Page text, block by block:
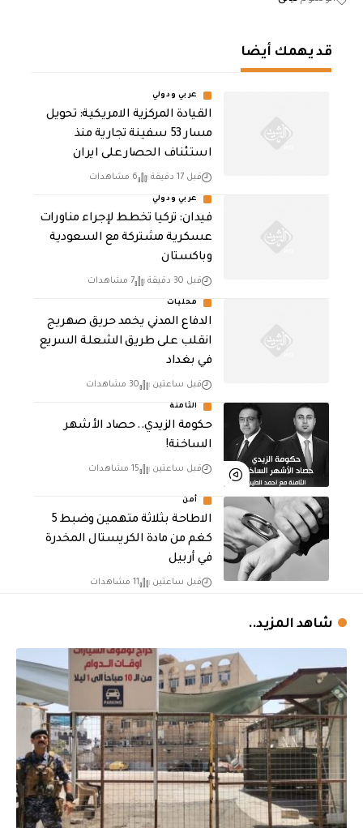
قد يهمك أيضا
عربي ودولي
القيادة المركزية الامريكية: تحويل
مسار 53 سفينة تجارية منذ
استئناف الحصار على ايران
قبل 17 دقيقة 6 مشاهدات
عربي ودولي
فيدان: تركيا تخطط لإجراء مناورات
عسكرية مشتركة مع السعودية
وباكستان
قبل 30 دقيقة 7 مشاهدات
محليات
الدفاع المدني يخمد حريق صهريج
انقلب على طريق الشعلة السريع
في بغداد
قبل ساعتين 30 مشاهدات
الثامنة
حكومة الزيدي.. حصاد الأشهر
الساخنة!
قبل ساعتين 15 مشاهدات
أمن
الاطاحة بثلاثة متهمين وضبط 5
كغم من مادة الكريستال المخدرة ​
في أربيل
قبل ساعتين 11 مشاهدات
شاهد المزيد..